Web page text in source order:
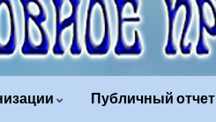
Публичный отчет